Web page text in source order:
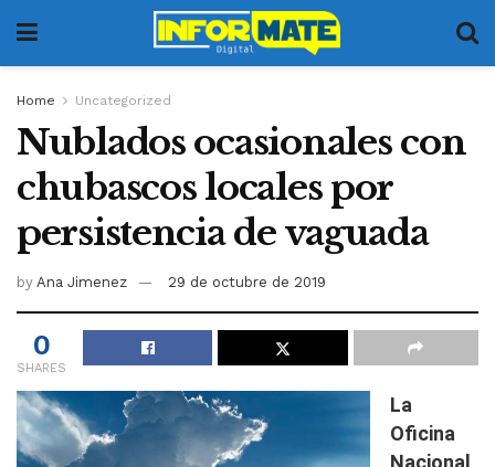
Home Uncategorized
Nublados ocasionales con
chubascos locales por
persistencia de vaguada
by Ana Jimenez 29 de octubre de 2019
0
SHARES
La
Oficina
Nacional